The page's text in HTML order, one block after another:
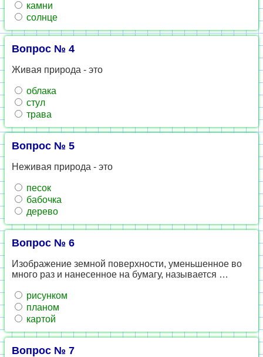
камни
солнце
Вопрос № 4
Живая природа - это
облака
стул
трава
Вопрос № 5
Неживая природа - это
песок
бабочка
дерево
Вопрос № 6
Изображение земной поверхности, уменьшенное во
много раз и нанесенное на бумагу, называется …
рисунком
планом
картой
Вопрос № 7